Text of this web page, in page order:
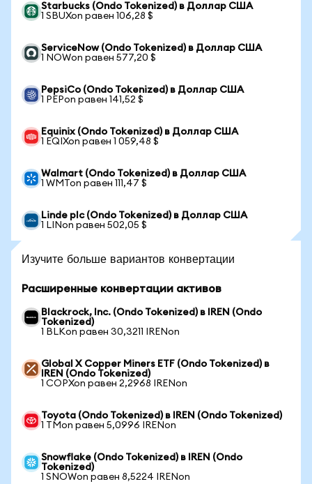
Starbucks (Ondo Tokenized) в Доллар США
1 SBUXon равен 106,28 $
ServiceNow (Ondo Tokenized) в Доллар США
1 NOWon равен 577,20 $
PepsiCo (Ondo Tokenized) в Доллар США
1 PEPon равен 141,52 $
Equinix (Ondo Tokenized) в Доллар США
1 EQIXon равен 1 059,48 $
Walmart (Ondo Tokenized) в Доллар США
1 WMTon равен 111,47 $
Linde plc (Ondo Tokenized) в Доллар США
1 LINon равен 502,05 $
Изучите больше вариантов конвертации
Расширенные конвертации активов
Blackrock, Inc. (Ondo Tokenized) в IREN (Ondo
Tokenized)
1 BLKon равен 30,3211 IRENon
Global X Copper Miners ETF (Ondo Tokenized) в
IREN (Ondo Tokenized)
1 COPXon равен 2,2968 IRENon
Toyota (Ondo Tokenized) в IREN (Ondo Tokenized)
1 TMon равен 5,0996 IRENon
Snowflake (Ondo Tokenized) в IREN (Ondo
Tokenized)
1 SNOWon равен 8,5224 IRENon